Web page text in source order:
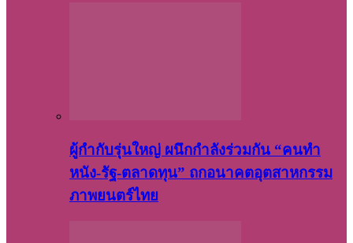
ผู้กำกับรุ่นใหญ่ ผนึกกำลังร่วมกัน “คนทำ
หนัง-รัฐ-ตลาดทุน” ถกอนาคตอุตสาหกรรม
ภาพยนตร์ไทย